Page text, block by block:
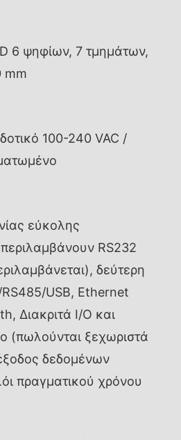
6 ψηφίων, 7 τμημάτων,
mm
100-240 VAC /
εύκολης
RS232
δεύτερη
USB, Ethernet
Διακριτά I/O και
(πωλούνται ξεχωριστά
δεδομένων
πραγματικού χρόνου